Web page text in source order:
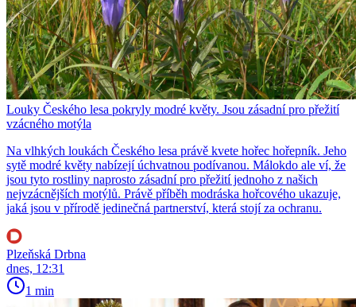
Louky Českého lesa pokryly modré květy. Jsou zásadní pro přežití
vzácného motýla
Na vlhkých loukách Českého lesa právě kvete hořec hořepník. Jeho
sytě modré květy nabízejí úchvatnou podívanou. Málokdo ale ví, že
jsou tyto rostliny naprosto zásadní pro přežití jednoho z našich
nejvzácnějších motýlů. Právě příběh modráska hořcového ukazuje,
jaká jsou v přírodě jedinečná partnerství, která stojí za ochranu.
Plzeňská Drbna
dnes, 12:31
1 min